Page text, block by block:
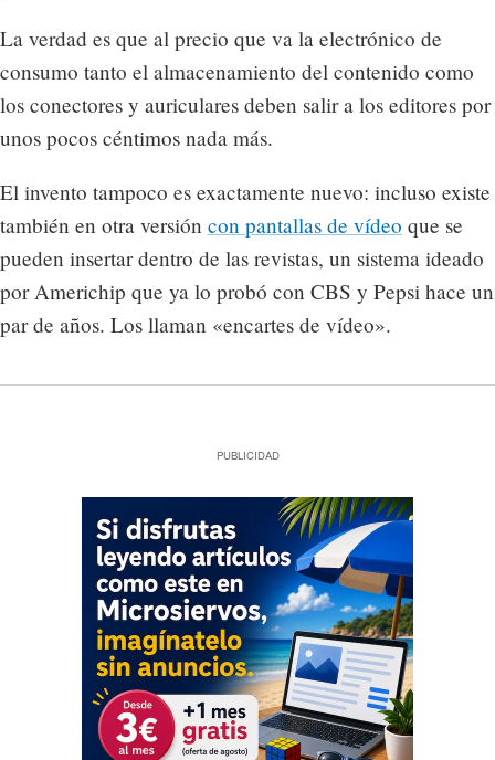
La verdad es que al precio que va la electrónico de
consumo tanto el almacenamiento del contenido como
los conectores y auriculares deben salir a los editores por
unos pocos céntimos nada más.
El invento tampoco es exactamente nuevo: incluso existe
también en otra versión con pantallas de vídeo que se
pueden insertar dentro de las revistas, un sistema ideado
por Americhip que ya lo probó con CBS y Pepsi hace un
par de años. Los llaman «encartes de vídeo».
PUBLICIDAD